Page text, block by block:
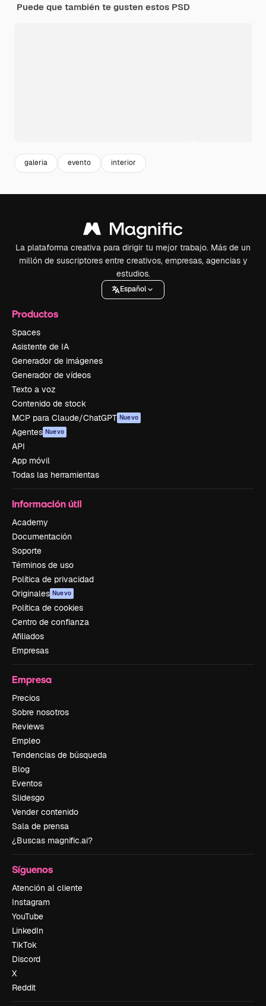
Puede que también te gusten estos PSD
galeria evento interior
La plataforma creativa para dirigir tu mejor trabajo. Más de un
millón de suscriptores entre creativos, empresas, agencias y
estudios.
Español
Productos
Spaces
Asistente de IA
Generador de imágenes
Generador de vídeos
Texto a voz
Contenido de stock
MCP para Claude/ChatGPT Nuevo
Agentes Nuevo
API
App móvil
Todas las herramientas
Información útil
Academy
Documentación
Soporte
Términos de uso
Política de privacidad
Originales Nuevo
Política de cookies
Centro de confianza
Afiliados
Empresas
Empresa
Precios
Sobre nosotros
Reviews
Empleo
Tendencias de búsqueda
Blog
Eventos
Slidesgo
Vender contenido
Sala de prensa
¿Buscas magnific.ai?
Síguenos
Atención al cliente
Instagram
YouTube
LinkedIn
TikTok
Discord
X
Reddit